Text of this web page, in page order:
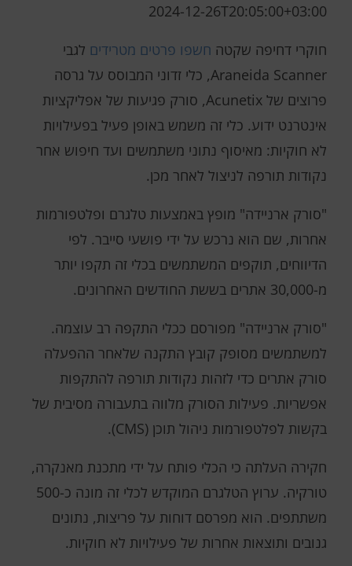
2024-12-26T20:05:00+03:00
חוקרי דחיפה שקטה חשפו פרטים מטרידים לגבי
Araneida Scanner, כלי זדוני המבוסס על גרסה
פרוצים של Acunetix, סורק פגיעות של אפליקציות
אינטרנט ידוע. כלי זה משמש באופן פעיל בפעילויות
לא חוקיות: מאיסוף נתוני משתמשים ועד חיפוש אחר
נקודות תורפה לניצול לאחר מכן.
"סורק ארניידה" מופץ באמצעות טלגרם ופלטפורמות
אחרות, שם הוא נרכש על ידי פושעי סייבר. לפי
הדיווחים, תוקפים המשתמשים בכלי זה תקפו יותר
מ-30,000 אתרים בששת החודשים האחרונים.
"סורק ארניידה" מפורסם ככלי התקפה רב עוצמה.
למשתמשים מסופק קובץ התקנה שלאחר ההפעלה
סורק אתרים כדי לזהות נקודות תורפה להתקפות
אפשריות. פעילות הסורק מלווה בתעבורה מסיבית של
בקשות לפלטפורמות ניהול תוכן (CMS).
חקירה העלתה כי הכלי פותח על ידי מתכנת מאנקרה,
טורקיה. ערוץ הטלגרם המוקדש לכלי זה מונה כ-500
משתתפים. הוא מפרסם דוחות על פריצות, נתונים
גנובים ותוצאות אחרות של פעילויות לא חוקיות.